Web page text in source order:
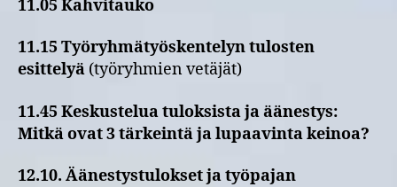
11.05 Kahvitauko
11.15 Työryhmätyöskentelyn tulosten
esittelyä (työryhmien vetäjät)
11.45 Keskustelua tuloksista ja äänestys:
Mitkä ovat 3 tärkeintä ja lupaavinta keinoa?
12.10. Äänestystulokset ja työpajan